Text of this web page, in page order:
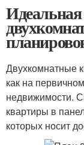
Двухкомнатные
как на
недвижимости.
квартиры в
которых носит